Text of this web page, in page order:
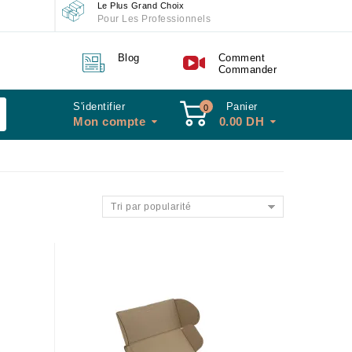
Le Plus Grand Choix
Pour Les Professionnels
Blog
Comment
Commander
S'identifier
Mon compte
0 Panier
0.00 DH
Tri par popularité